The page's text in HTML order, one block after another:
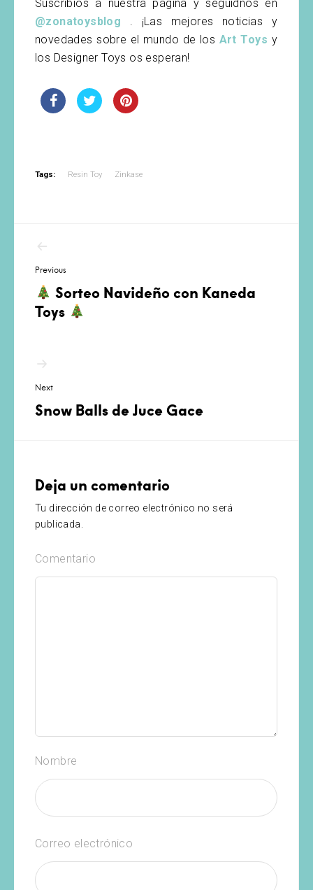
Suscribíos a nuestra página y seguidnos en
@zonatoysblog . ¡Las mejores noticias y
novedades sobre el mundo de los Art Toys y
los Designer Toys os esperan!
Tags: Resin Toy Zinkase
de
entradas
Previous
Sorteo Navideño con Kaneda
Toys
Next
Snow Balls de Juce Gace
Deja un comentario
Tu dirección de correo electrónico no será
publicada.
Comentario
Nombre
Correo electrónico